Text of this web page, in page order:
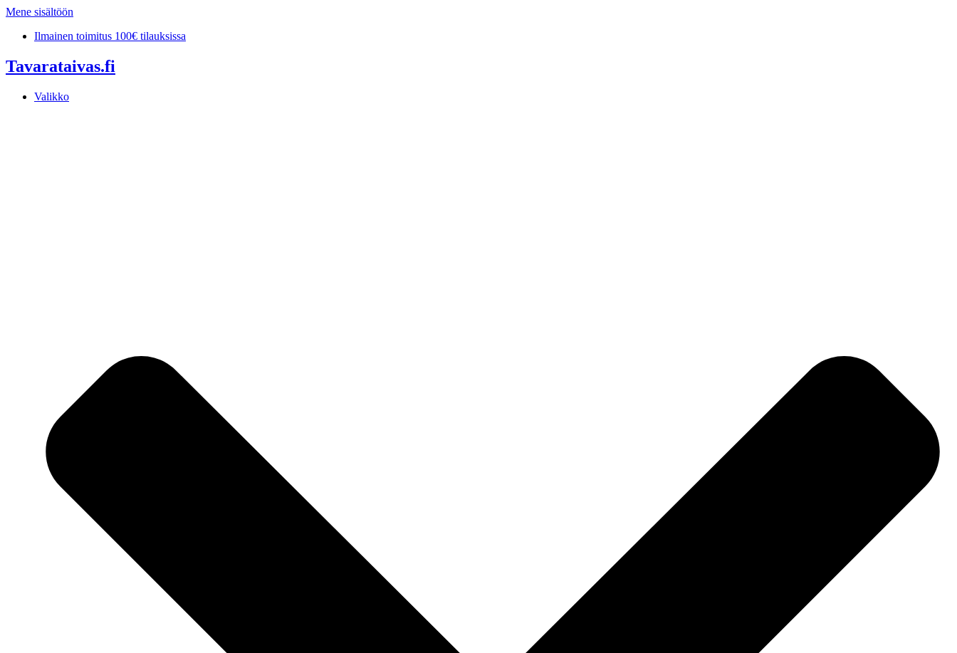
Mene sisältöön
Ilmainen toimitus 100€ tilauksissa
Tavarataivas.fi
Valikko